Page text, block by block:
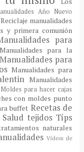
Año Nuevo
manualidades
y primera comunión
para
Manualidades para la
Manualidades para
Manualidades para
Manualidades
Moldes para hacer cajas
con moldes punto
buffet Recetas de
Saludtejidos Típs
naturales
Vídeos de